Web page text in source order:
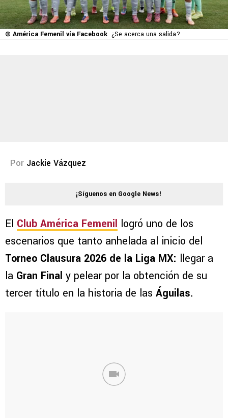
© América Femenil vía Facebook ¿Se acerca una salida?
Por Jackie Vázquez
¡Síguenos en Google News!
El Club América Femenil logró uno de los
escenarios que tanto anhelada al inicio del
Torneo Clausura 2026 de la Liga MX: llegar a
la Gran Final y pelear por la obtención de su
tercer título en la historia de las Águilas.